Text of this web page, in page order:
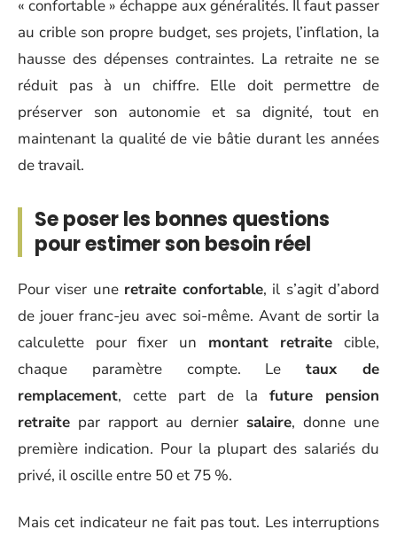
« confortable » échappe aux généralités. Il faut passer
au crible son propre budget, ses projets, l’inflation, la
hausse des dépenses contraintes. La retraite ne se
réduit pas à un chiffre. Elle doit permettre de
préserver son autonomie et sa dignité, tout en
maintenant la qualité de vie bâtie durant les années
de travail.
Se poser les bonnes questions
pour estimer son besoin réel
Pour viser une retraite confortable, il s’agit d’abord
de jouer franc-jeu avec soi-même. Avant de sortir la
calculette pour fixer un montant retraite cible,
chaque paramètre compte. Letaux de
remplacement, cette part de la future pension
retraite par rapport au dernier salaire, donne une
première indication. Pour la plupart des salariés du
privé, il oscille entre 50 et 75 %.
Mais cet indicateur ne fait pas tout. Les interruptions